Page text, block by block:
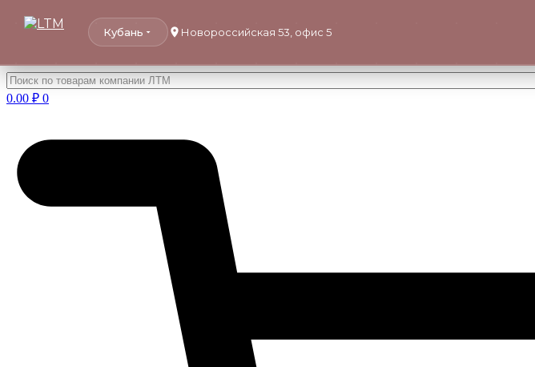
Перейти
к
содержимому
Кубань Новороссийская 53, офис 5
0.00 ₽ 0